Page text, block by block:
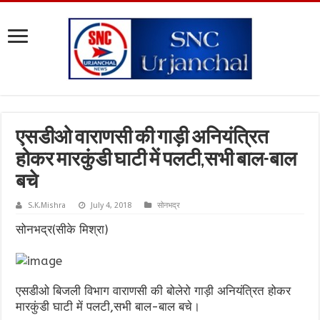
एसडीओ वाराणसी की गाड़ी अनियंत्रित
होकर मारकुंडी घाटी में पलटी,सभी बाल-बाल
बचे
S.K.Mishra July 4, 2018 सोनभद्र
सोनभद्र(सीके मिश्रा)
एसडीओ बिजली विभाग वाराणसी की बोलेरो गाड़ी अनियंत्रित होकर
मारकुंडी घाटी में पलटी,सभी बाल-बाल बचे।